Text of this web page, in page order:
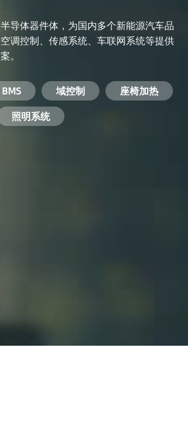
导体器件体，为国内多个新能源汽车品
调控制、传感系统、车联网系统等提供
。
BMS 域控制
座椅加热
照明系统
储能逆变器
变频器
电机驱动
手机充电器
服务器电源
手机 基站 机顶盒
智能医疗
智能交通